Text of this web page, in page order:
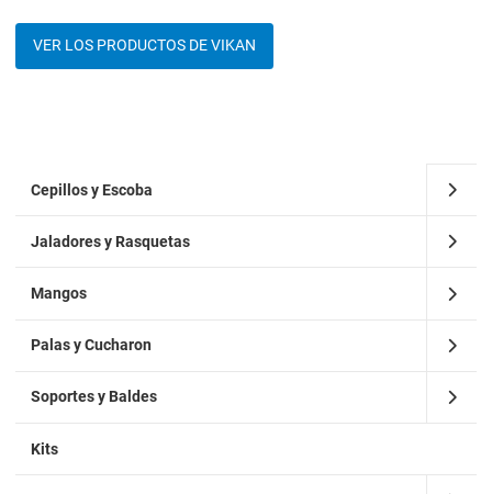
Cepillos y Escoba
Jaladores y Rasquetas
Mangos
Palas y Cucharon
Soportes y Baldes
Kits
VER LOS PRODUCTOS DE VIKAN